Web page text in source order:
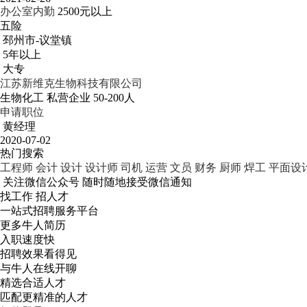
办公室内勤 2500元以上
五险
邳州市-议堂镇
5年以上
大专
江苏新维克生物科技有限公司
生物化工 私营企业 50-200人
申请职位
黄经理
2020-07-02
热门搜索
工程师 会计 设计 设计师 司机 运营 文员 财务 厨师 焊工 平面设
关注微信公众号 随时随地接受微信通知
找工作 招人才
一站式招聘服务平台
更多牛人简历
入职速度快
招聘效果看得见
与牛人在线开聊
精选合适人才
匹配更精准的人才